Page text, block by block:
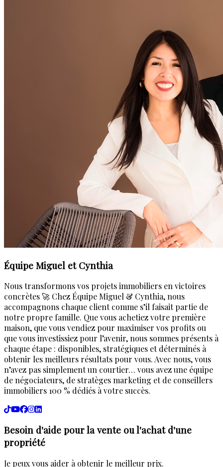
Équipe Miguel et Cynthia
Nous transformons vos projets immobiliers en victoires
concrètes 🚀 Chez Équipe Miguel & Cynthia, nous
accompagnons chaque client comme s’il faisait partie de
notre propre famille. Que vous achetiez votre première
maison, que vous vendiez pour maximiser vos profits ou
que vous investissiez pour l’avenir, nous sommes présents à
chaque étape : disponibles, stratégiques et déterminés à
obtenir les meilleurs résultats pour vous. Avec nous, vous
n’avez pas simplement un courtier… vous avez une équipe
de négociateurs, de stratèges marketing et de conseillers
immobiliers 100 % dédiés à votre succès.
Besoin d'aide pour la vente ou l'achat d'une
propriété
Je peux vous aider à obtenir le meilleur prix.